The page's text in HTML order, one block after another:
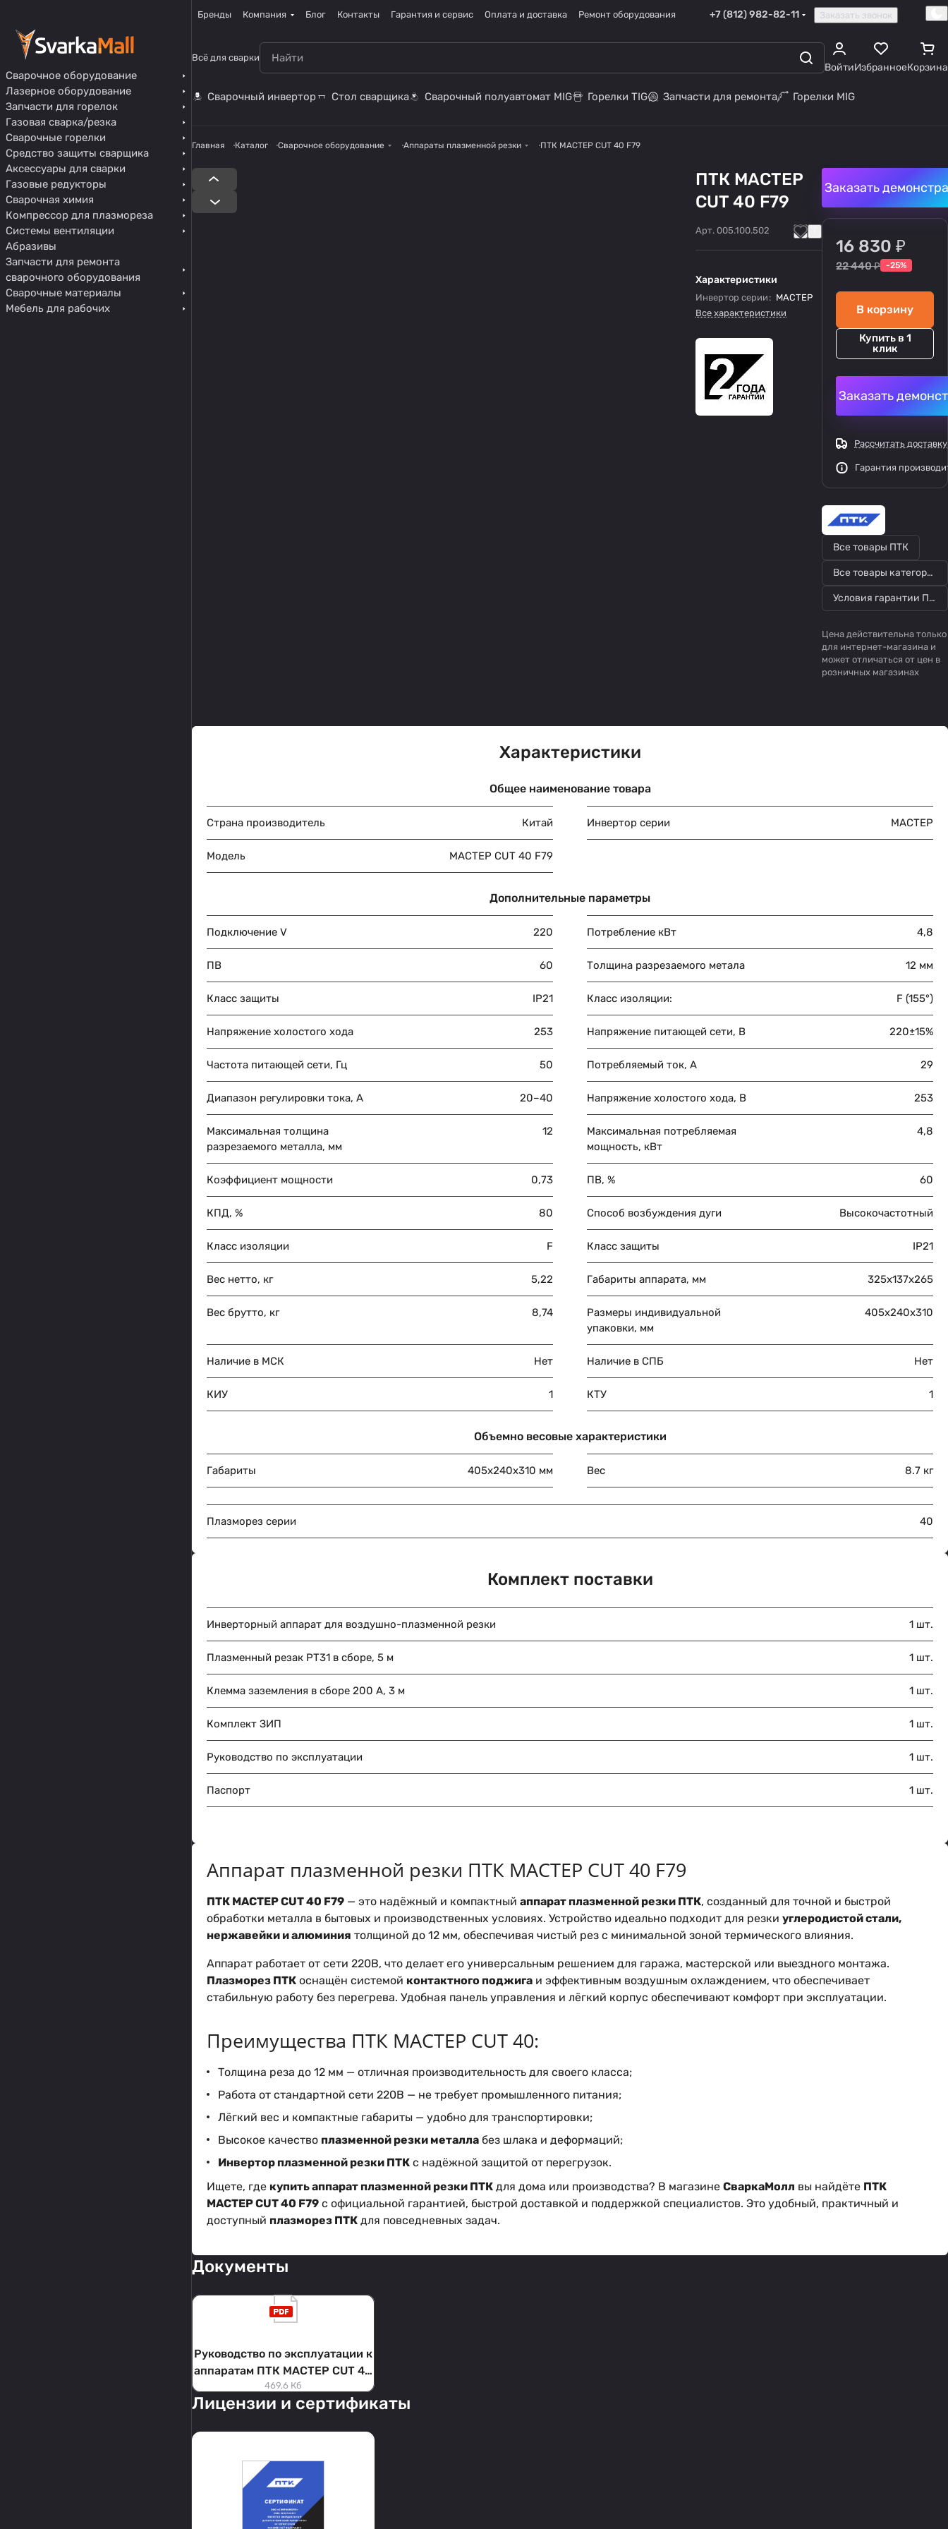
Бренды Компания Блог Контакты Гарантия и сервис Оплата и доставка Ремонт оборудования +7 (812) 982-82-11 Заказать звонок
Всё для сварки
ВойтиИзбранноеКорзина
Сварочный инвертор Стол сварщика Сварочный полуавтомат MIG Горелки TIG Запчасти для ремонта Горелки MIG
Главная Каталог Сварочное оборудование Аппараты плазменной резки ПТК МАСТЕР CUT 40 F79
ПТК МАСТЕР
CUT 40 F79
Арт. 005.100.502
Характеристики
Инвертор серии : МАСТЕР
Все характеристики
Заказать
16 830 ₽
22 440 ₽ -25%
В корзину
Купить в 1
клик
Заказать
Рассчитать доставку
Гарантия
Все товары ПТК
Все товары категории
Условия гарантии ПТК
Цена действительна только
для интернет-магазина и
может отличаться от цен в
розничных магазинах
Характеристики
Общее наименование товара
Страна производитель Китай Инвертор серии МАСТЕР
Модель МАСТЕР CUT 40 F79
Дополнительные параметры
Подключение V 220 Потребление кВт 4,8
ПВ 60 Толщина разрезаемого метала 12 мм
Класс защиты IP21 Класс изоляции: F (155°)
Напряжение холостого хода 253 Напряжение питающей сети, В 220±15%
Частота питающей сети, Гц 50 Потребляемый ток, А 29
Диапазон регулировки тока, А 20–40 Напряжение холостого хода, В 253
Максимальная толщина
разрезаемого металла, мм
12
Максимальная потребляемая
мощность, кВт
4,8
Коэффициент мощности 0,73 ПВ, % 60
КПД, % 80 Способ возбуждения дуги Высокочастотный
Класс изоляции F Класс защиты IP21
Вес нетто, кг 5,22 Габариты аппарата, мм 325х137х265
Вес брутто, кг 8,74
Размеры индивидуальной
упаковки, мм
405х240х310
Наличие в МСК Нет Наличие в СПБ Нет
КИУ 1 КТУ 1
Объемно весовые характеристики
Габариты 405х240х310 мм Вес 8.7 кг
Плазморез серии 40
Комплект поставки
Инверторный аппарат для воздушно-плазменной резки 1 шт.
Плазменный резак PT31 в сборе, 5 м 1 шт.
Клемма заземления в сборе 200 А, 3 м 1 шт.
Комплект ЗИП 1 шт.
Руководство по эксплуатации 1 шт.
Паспорт 1 шт.
Аппарат плазменной резки ПТК МАСТЕР CUT 40 F79
ПТК МАСТЕР CUT 40 F79 — это надёжный и компактный аппарат плазменной резки ПТК, созданный для точной и быстрой
обработки металла в бытовых и производственных условиях. Устройство идеально подходит для резки углеродистой стали,
нержавейки и алюминия толщиной до 12 мм, обеспечивая чистый рез с минимальной зоной термического влияния.
Аппарат работает от сети 220В, что делает его универсальным решением для гаража, мастерской или выездного монтажа.
Плазморез ПТК оснащён системой контактного поджига и эффективным воздушным охлаждением, что обеспечивает
стабильную работу без перегрева. Удобная панель управления и лёгкий корпус обеспечивают комфорт при эксплуатации.
Преимущества ПТК МАСТЕР CUT 40:
Толщина реза до 12 мм — отличная производительность для своего класса;
Работа от стандартной сети 220В — не требует промышленного питания;
Лёгкий вес и компактные габариты — удобно для транспортировки;
Высокое качество плазменной резки металла без шлака и деформаций;
Инвертор плазменной резки ПТК с надёжной защитой от перегрузок.
Ищете, где купить аппарат плазменной резки ПТК для дома или производства? В магазине СваркаМолл вы найдёте ПТК
МАСТЕР CUT 40 F79 с официальной гарантией, быстрой доставкой и поддержкой специалистов. Это удобный, практичный и
доступный плазморез ПТК для повседневных задач.
Документы
Руководство по эксплуатации к
аппаратам ПТК МАСТЕР CUT 40
F79
469,6 Кб
Лицензии и сертификаты
Сварочное оборудование
Лазерное оборудование
Запчасти для горелок
Газовая сварка/резка
Сварочные горелки
Средство защиты сварщика
Аксессуары для сварки
Газовые редукторы
Сварочная химия
Компрессор для плазмореза
Системы вентиляции
Абразивы
Запчасти для ремонта
сварочного оборудования
Сварочные материалы
Мебель для рабочих